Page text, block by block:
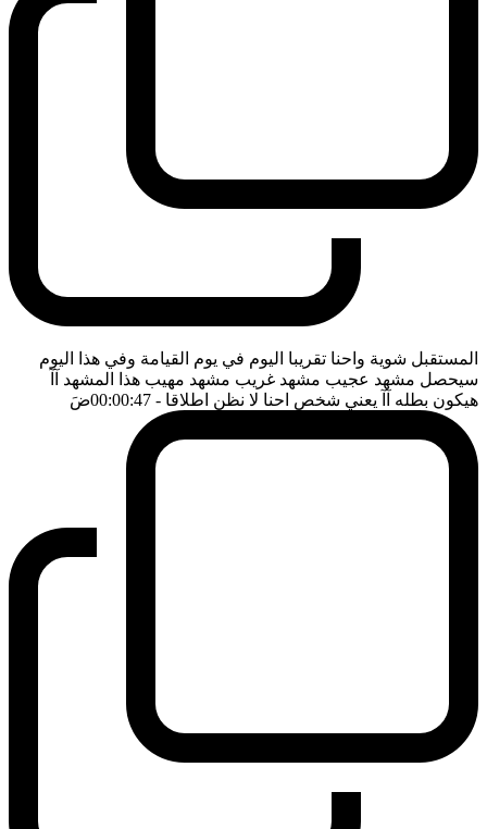
المستقبل شوية واحنا تقريبا اليوم في يوم القيامة وفي هذا اليوم
سيحصل مشهد عجيب مشهد غريب مشهد مهيب هذا المشهد آآ
هيكون بطله آآ يعني شخص احنا لا نظن اطلاقا - 00:00:47 ضَ